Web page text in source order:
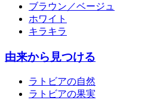
ブラウン／ベージュ
ホワイト
キラキラ
由来から見つける
ラトビアの自然
ラトビアの果実